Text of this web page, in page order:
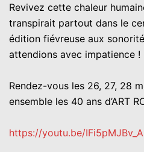
Revivez cette chaleur
transpirait partout dans le
édition fiévreuse aux
attendions avec impatience !
Rendez-vous les 26, 27, 28
ensemble les 40 ans d’ART
https://youtu.be/IFi5pMJBv_A